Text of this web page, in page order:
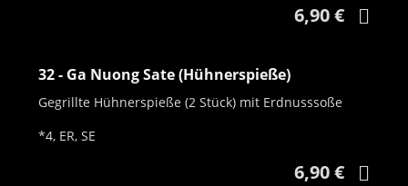
6,90 €
32 - Ga Nuong Sate (Hühnerspieße)
Gegrillte Hühnerspieße (2 Stück) mit Erdnusssoße
*4, ER, SE
6,90 €